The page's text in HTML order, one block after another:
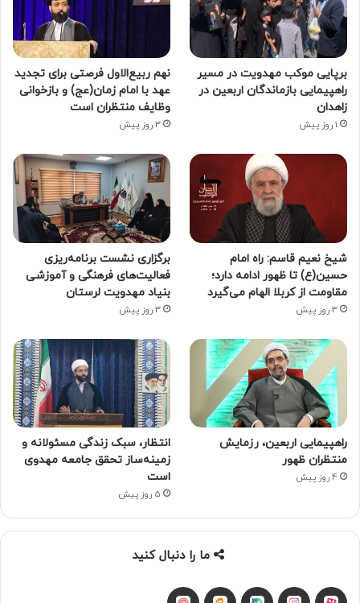
برپایی موکب مهدویت در مسیر
راهپیمایی بازماندگان اربعین در
زاهدان
1 روز پیش
نهم ربیع‌الاول فرصتی برای تجدید
عهد با امام زمان(عج) و بازخوانی
وظایف منتظران است
3 روز پیش
شیخ نعیم قاسم: راه امام
حسین(ع) تا ظهور ادامه دارد؛
مقاومت از کربلا الهام می‌گیرد
3 روز پیش
برگزاری نشست برنامه‌ریزی
فعالیت‌های فرهنگی و آموزشی
بنیاد مهدویت لرستان
3 روز پیش
راهپیمایی اربعین، رزمایش
منتظران ظهور
4 روز پیش
انتظار، سبک زندگی مسئولانه و
زمینه‌ساز تحقق جامعه مهدوی
است
5 روز پیش
ما را دنبال کنید